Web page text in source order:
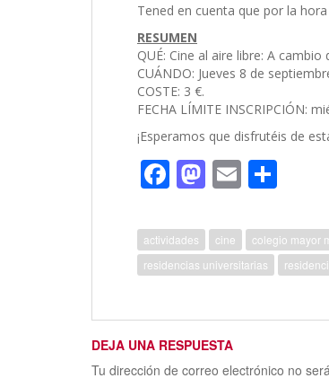
Tened en cuenta que por la
RESUMEN
QUÉ: Cine al aire libre: A cambio
CUÁNDO: Jueves 8 de
COSTE: 3 €.
FECHA LÍMITE INSCRIPCIÓN:
¡Esperamos que disfrutéis de
F
e
b
o
o
k
M
to
d
o
n
E
ai
l
m
p
ar
ti
actividades cine colegio mayor
residencias universitarias
DEJA UNA RESPUESTA
Tu dirección de correo electrónico no